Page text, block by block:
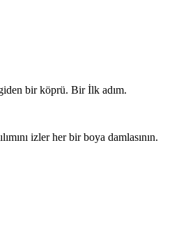
bir köprü. Bir İlk adım.
izler her bir boya damlasının.